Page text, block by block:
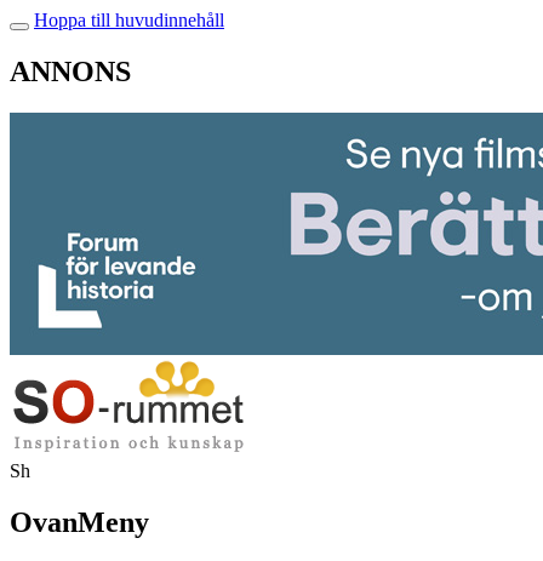
Hoppa till huvudinnehåll
ANNONS
Sh
OvanMeny